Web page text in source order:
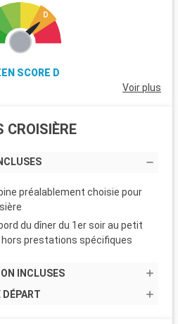
SCORE D
Voir plus
CROISIÈRE
préalablement choisie pour
du dîner du 1er soir au petit
hors prestations spécifiques
INCLUSES
DÉPART